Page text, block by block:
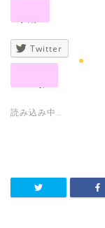
Twitter
読み込み中…